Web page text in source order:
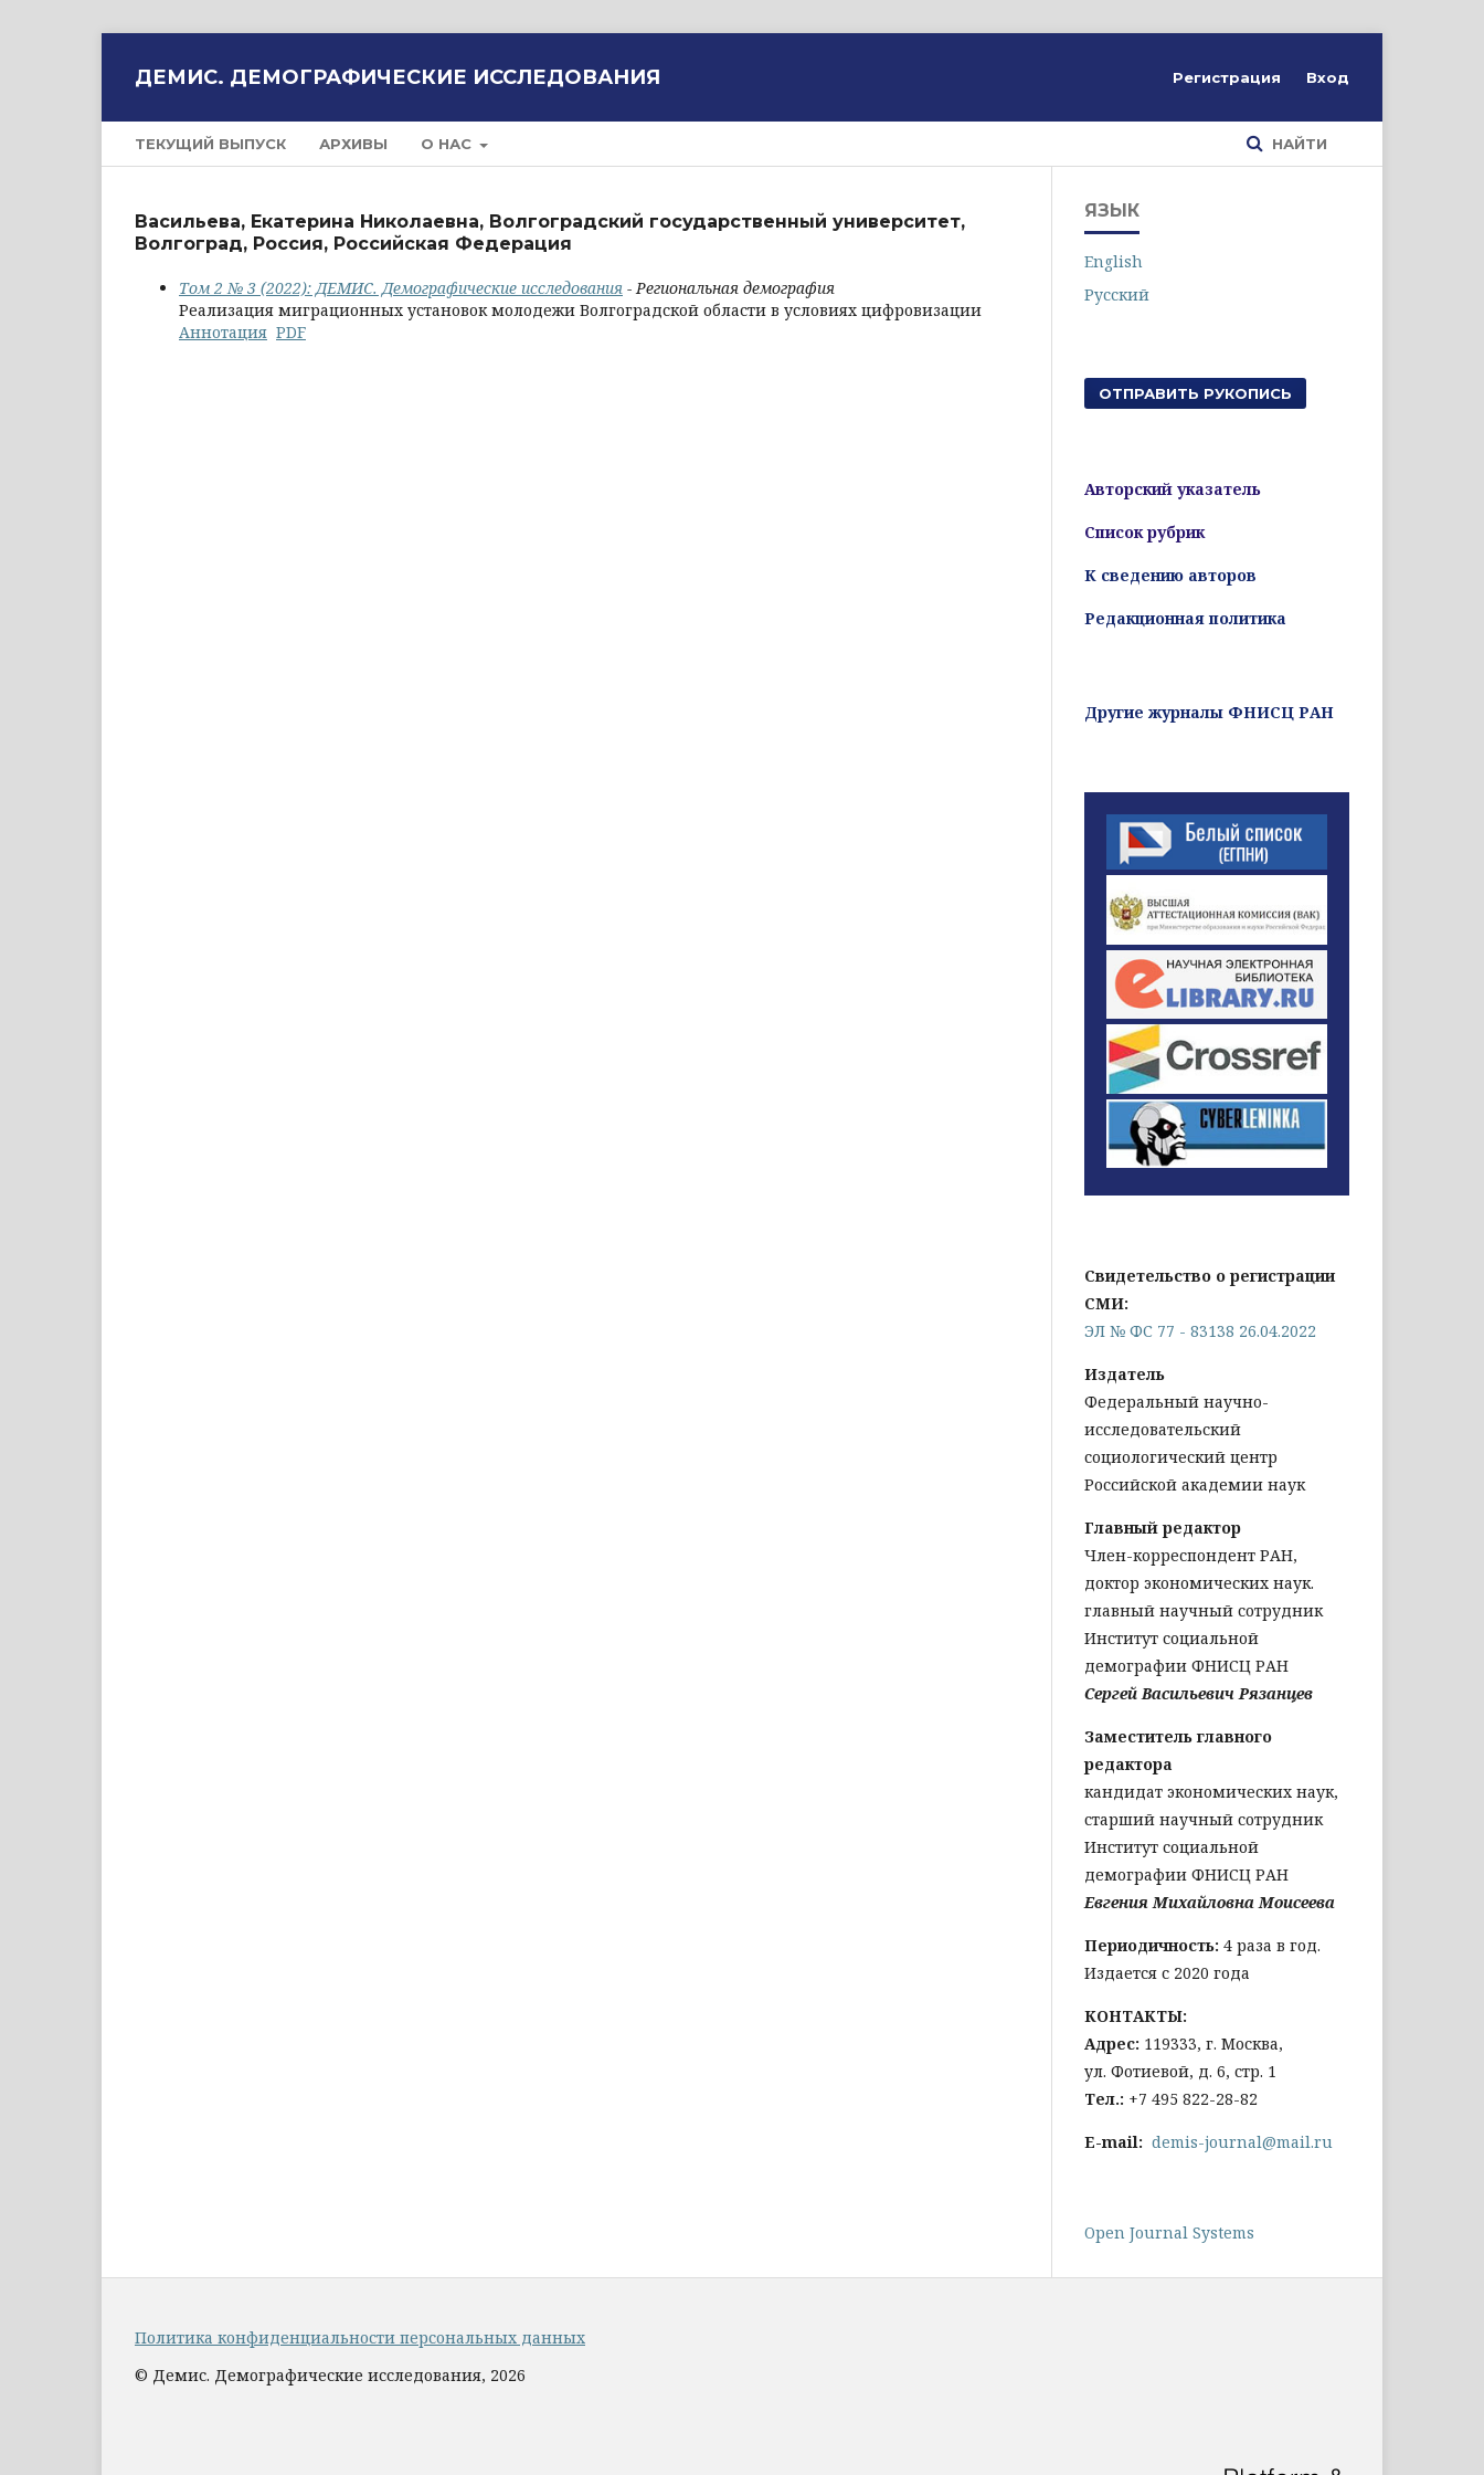
ДЕМИС. ДЕМОГРАФИЧЕСКИЕ ИССЛЕДОВАНИЯ
ТЕКУЩИЙ ВЫПУСК АРХИВЫ О НАС НАЙТИ
Регистрация Вход
Васильева, Екатерина Николаевна, Волгоградский государственный университет,
Волгоград, Россия, Российская Федерация
Том 2 № 3 (2022): ДЕМИС. Демографические исследования - Региональная демография
Реализация миграционных установок молодежи Волгоградской области в условиях цифровизации
Аннотация PDF
ЯЗЫК
English
Русский
ОТПРАВИТЬ РУКОПИСЬ
Авторский указатель
Список рубрик
К сведению авторов
Редакционная политика
Другие журналы ФНИСЦ РАН
Свидетельство о регистрации
СМИ:
ЭЛ № ФС 77 - 83138 26.04.2022
Издатель
Федеральный научно-
исследовательский
социологический центр
Российской академии наук
Главный редактор
Член-корреспондент РАН,
доктор экономических наук.
главный научный сотрудник
Институт социальной
демографии ФНИСЦ РАН
Сергей Васильевич Рязанцев
Заместитель главного
редактора
кандидат экономических наук,
старший научный сотрудник
Институт социальной
демографии ФНИСЦ РАН
Евгения Михайловна Моисеева
Периодичность: 4 раза в год.
Издается с 2020 года
КОНТАКТЫ:
Адрес: 119333, г. Москва,
ул. Фотиевой, д. 6, стр. 1
Тел.: +7 495 822-28-82
E-mail: demis-journal@mail.ru
Open Journal Systems
Политика конфиденциальности персональных данных
© Демис. Демографические исследования, 2026